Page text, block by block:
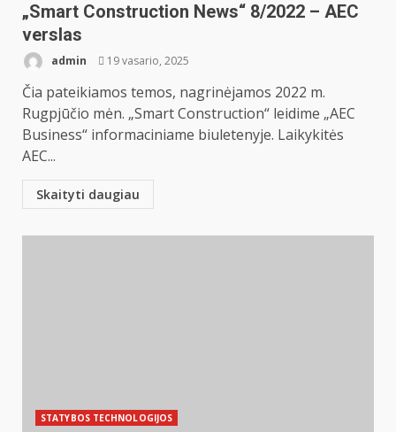
„Smart Construction News“ 8/2022 – AEC
verslas
admin 19 vasario, 2025
Čia pateikiamos temos, nagrinėjamos 2022 m.
Rugpjūčio mėn. „Smart Construction“ leidime „AEC
Business“ informaciniame biuletenyje. Laikykitės
AEC...
Skaityti daugiau
STATYBOS TECHNOLOGIJOS